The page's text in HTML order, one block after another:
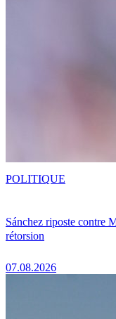
Sánchez riposte contre
rétorsion
07.08.2026
POLITIQUE